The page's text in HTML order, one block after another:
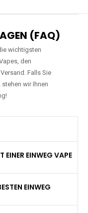
(FAQ)
wichtigsten
den
Falls Sie
wir Ihnen
EINER EINWEG VAPE
EINWEG